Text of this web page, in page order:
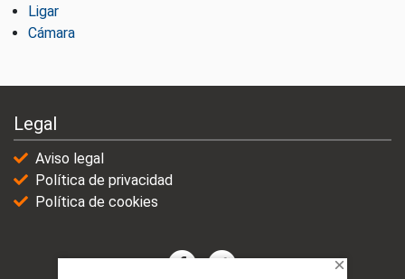
Ligar
Cámara
Legal
Aviso legal
Política de privacidad
Política de cookies